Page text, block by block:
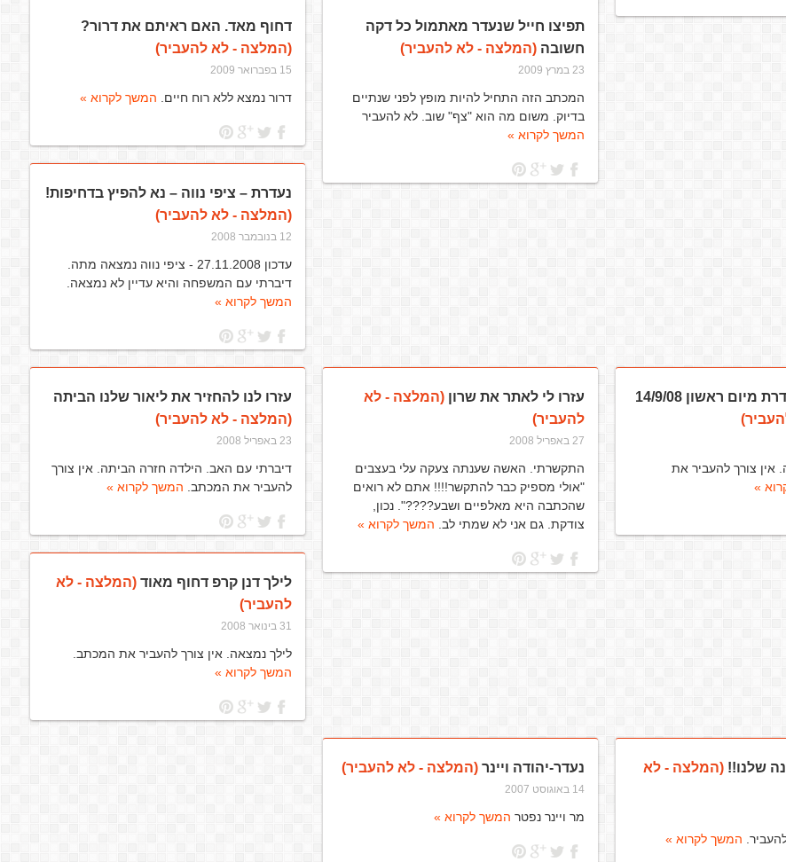
תפיצו חייל שנעדר מאתמול כל דקה
חשובה (המלצה - לא להעביר)
23 במרץ 2009
המכתב הזה התחיל להיות מופץ לפני שנתיים
בדיוק. משום מה הוא "צף" שוב. לא להעביר
המשך לקרוא »
דחוף מאד. האם ראיתם את דרור?
(המלצה - לא להעביר)
15 בפברואר 2009
דרור נמצא ללא רוח חיים. המשך לקרוא »
נעדרת – ציפי נווה – נא להפיץ בדחיפות!
(המלצה - לא להעביר)
12 בנובמבר 2008
עדכון 27.11.2008 - ציפי נווה נמצאה מתה.
דיברתי עם המשפחה והיא עדיין לא נמצאה.
המשך לקרוא »
ראשון 14/9/08
אין צורך להעביר את
»
עזרו לי לאתר את שרון (המלצה - לא
להעביר)
27 באפריל 2008
התקשרתי. האשה שענתה צעקה עלי בעצבים
"אולי מספיק כבר להתקשר!!!! אתם לא רואים
שהכתבה היא מאלפיים ושבע????". נכון,
צודקת. גם אני לא שמתי לב. המשך לקרוא »
עזרו לנו להחזיר את ליאור שלנו הביתה
(המלצה - לא להעביר)
23 באפריל 2008
דיברתי עם האב. הילדה חזרה הביתה. אין צורך
להעביר את המכתב. המשך לקרוא »
לילך דנן קרפ דחוף מאוד (המלצה - לא
להעביר)
31 בינואר 2008
לילך נמצאה. אין צורך להעביר את המכתב.
המשך לקרוא »
שלנו!! (המלצה - לא
המשך לקרוא »
נעדר-יהודה ויינר (המלצה - לא להעביר)
14 באוגוסט 2007
מר ויינר נפטר המשך לקרוא »